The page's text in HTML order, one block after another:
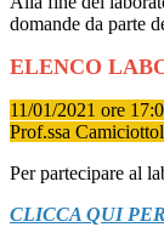
domande da parte
ELENCO
11/01/2021 ore
Prof.ssa
Per partecipare al
CLICCA QUI